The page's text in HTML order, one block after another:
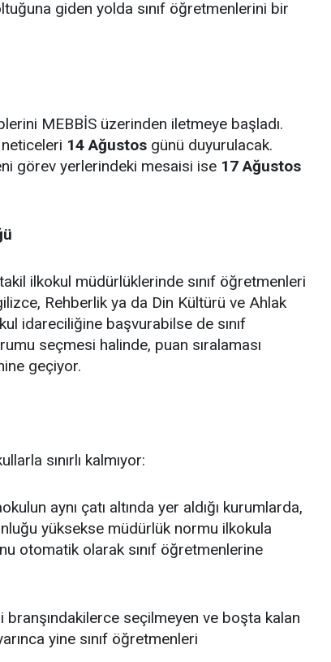
giden yolda sınıf öğretmenlerini bir
MEBBİS üzerinden iletmeye başladı.
14 Ağustos günü duyurulacak.
görev yerlerindeki mesaisi ise 17 Ağustos
ilkokul müdürlüklerinde sınıf öğretmenleri
Rehberlik ya da Din Kültürü ve Ahlak
idareciliğine başvurabilse de sınıf
seçmesi halinde, puan sıralaması
geçiyor.
sınırlı kalmıyor:
aynı çatı altında yer aldığı kurumlarda,
yüksekse müdürlük normu ilkokula
otomatik olarak sınıf öğretmenlerine
branşındakilerce seçilmeyen ve boşta kalan
yine sınıf öğretmenleri